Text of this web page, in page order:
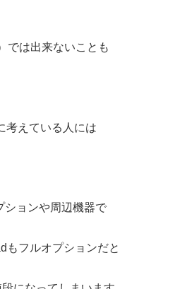
では出来ないことも
考えている人には
ションや周辺機器で
もフルオプションだと